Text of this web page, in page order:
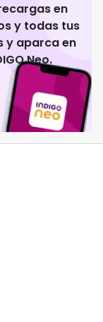
en
y todas tus
y aparca en
Neo.